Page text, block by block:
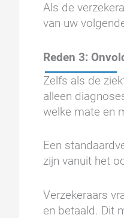
Als de
van uw
Reden 3:
Zelfs als de
alleen
welke mate en
Een
zijn vanuit het
Verzekeraars
en betaald. Dit